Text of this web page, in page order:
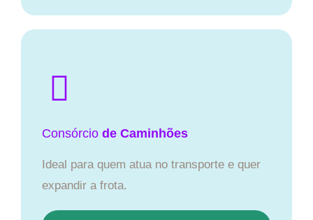
Consórcio de Caminhões
Ideal para quem atua no transporte e quer
expandir a frota.